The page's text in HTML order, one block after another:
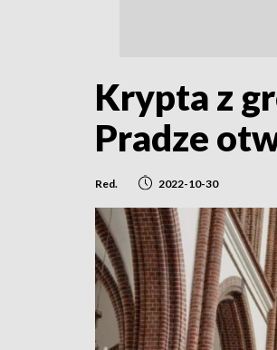
Krypta z
Pradze
Red. 2022-10-30